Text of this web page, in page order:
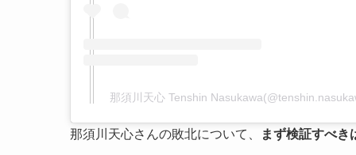
那須川天心 Tenshin
那須川天心さんの敗北について、 まず検証すべき